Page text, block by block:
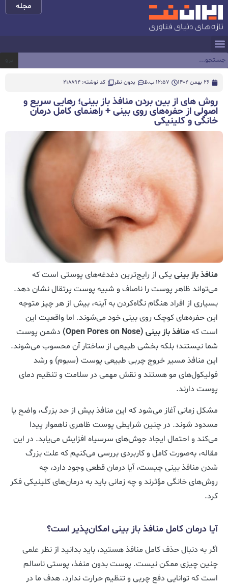
مجله
26 بهمن 1404 12:57 ب.ظ بدون نظر کد نوشته: 218894
روش های از بین بردن منافذ باز بینی؛ رهایی سریع و
اصولی از حفره‌های روی بینی + راهنمای کامل درمان
خانگی و کلینیکی
منافذ باز بینی یکی از رایج‌ترین دغدغه‌های پوستی است که
می‌تواند ظاهر پوست را ناصاف و شبیه پوست پرتقال نشان دهد.
بسیاری از افراد هنگام نگاه‌کردن به آینه، بیش از هر چیز متوجه
این حفره‌های کوچک روی بینی خود می‌شوند. اما واقعیت این
است کهمنافذ باز بینی (Open Pores on Nose)
دشمن پوست
شما نیستند؛ بلکه بخشی طبیعی از ساختار آن محسوب می‌شوند.
این منافذ مسیر خروج چربی طبیعی پوست (سبوم) و رشد
فولیکول‌های مو هستند و نقش مهمی در سلامت و تنظیم دمای
پوست دارند.
مشکل زمانی آغاز می‌شود که این منافذ بیش از حد بزرگ، واضح یا
مسدود شوند. در چنین شرایطی پوست ظاهری ناهموار پیدا
می‌کند و احتمال ایجاد جوش‌های سرسیاه افزایش می‌یابد. در این
مقاله، به‌صورت کامل و کاربردی بررسی می‌کنیم که علت بزرگ
شدن منافذ بینی چیست، آیا درمان قطعی وجود دارد، چه
روش‌های خانگی مؤثرند و چه زمانی باید به درمان‌های کلینیکی فکر
کرد.
آیا درمان کامل منافذ باز بینی امکان‌پذیر است؟
اگر به دنبال حذف کامل منافذ هستید، باید بدانید از نظر علمی
چنین چیزی ممکن نیست. پوست بدون منفذ، پوستی ناسالم
است که توانایی دفع چربی و تنظیم حرارت ندارد. هدف ما در